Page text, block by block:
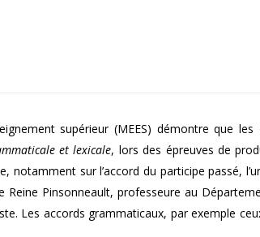
supérieur (MEES) démontre que
et lexicale, lors des épreuves de
notamment sur l’accord du participe passé,
Pinsonneault, professeure au
Les accords grammaticaux, par exemple